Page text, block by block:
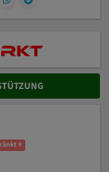
⭐